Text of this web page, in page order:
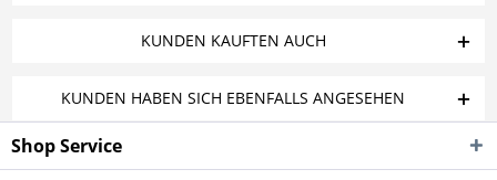
KUNDEN KAUFTEN AUCH
KUNDEN HABEN SICH EBENFALLS ANGESEHEN
Shop Service